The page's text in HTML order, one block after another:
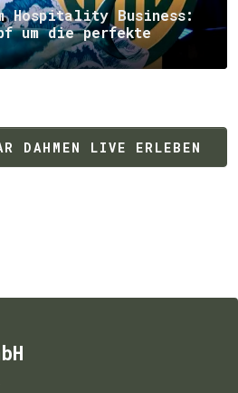
Hospitality Business:
um die perfekte
DAHMEN LIVE ERLEBEN